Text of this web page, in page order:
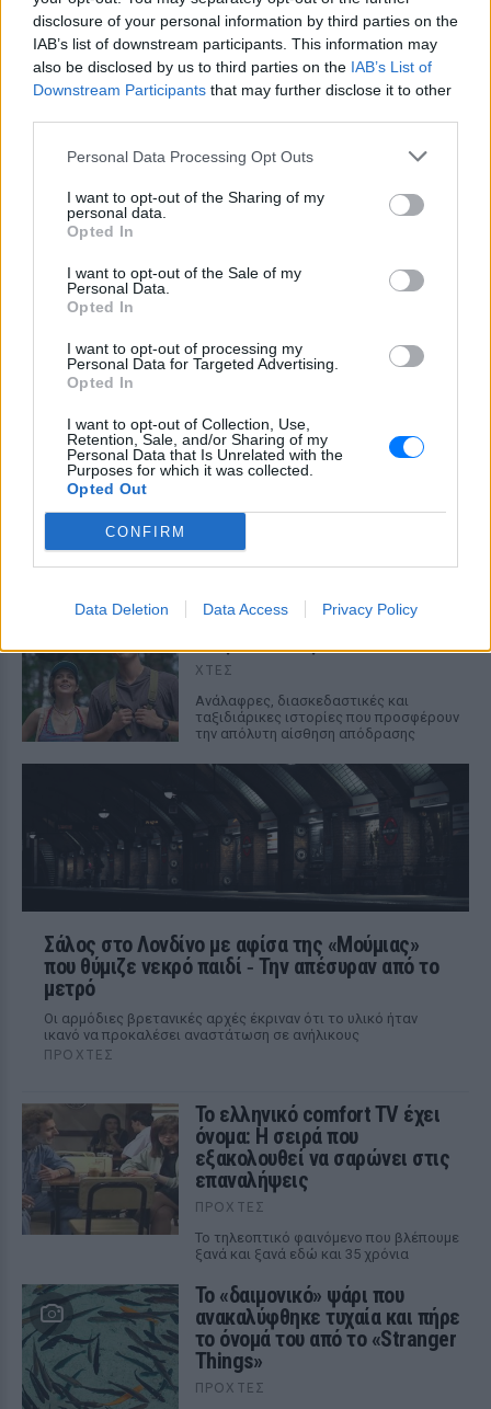
disclosure of your personal information by third parties on the
IAB’s list of downstream participants. This information may
also be disclosed by us to third parties on the IAB’s List of
Downstream Participants that may further disclose it to other
Personal Data Processing Opt Outs
I want to opt-out of the Sharing of my
personal data.
Opted In
I want to opt-out of the Sale of my
Personal Data.
Opted In
I want to opt-out of processing my
Personal Data for Targeted Advertising.
Opted In
I want to opt-out of Collection, Use,
Retention, Sale, and/or Sharing of my
Personal Data that Is Unrelated with the
Purposes for which it was collected.
Opted Out
CONFIRM
Data Deletion Data Access Privacy Policy
ΔΕΙΤΕ ΕΠΙΣΗΣ
ΣΤΗΝ ΙΔΙΑ ΚΑΤΗΓΟΡΙΑ
5 one‑hit wonders που έγιναν
ξανά διάσημοι από… ατύχημα
Η τύχη δεν προβλέπεται, αλλά όταν
χαμογελάσει, αποδεικνύει ότι ορισμένα
Η κωμωδία που σατίρισε τον
νεοπλουτισμό και παραμένει
ΧΤΕΣ
108 επεισόδια γέλιου: Η σειρά του Χάρη
Ρώμα που αξίζει να δούμε ξανά στις
5 ταινίες του Netflix για να δεις
στις διακοπές
ΧΤΕΣ
Aνάλαφρες, διασκεδαστικές και
ταξιδιάρικες ιστορίες που προσφέρουν
την απόλυτη αίσθηση απόδρασης
Σάλος στο Λονδίνο με αφίσα της «Μούμιας»
που θύμιζε νεκρό παιδί ‑ Την απέσυραν από το
μετρό
Οι αρμόδιες βρετανικές αρχές έκριναν ότι το υλικό ήταν
ικανό να προκαλέσει αναστάτωση σε ανήλικους
ΠΡΟΧΤΈΣ
Το ελληνικό comfort TV έχει
όνομα: Η σειρά που
εξακολουθεί να σαρώνει στις
επαναλήψεις
ΠΡΟΧΤΈΣ
Το τηλεοπτικό φαινόμενο που βλέπουμε
ξανά και ξανά εδώ και 35 χρόνια
Το «δαιμονικό» ψάρι που
ανακαλύφθηκε τυχαία και πήρε
το όνομά του από το «Stranger
Things»
ΠΡΟΧΤΈΣ